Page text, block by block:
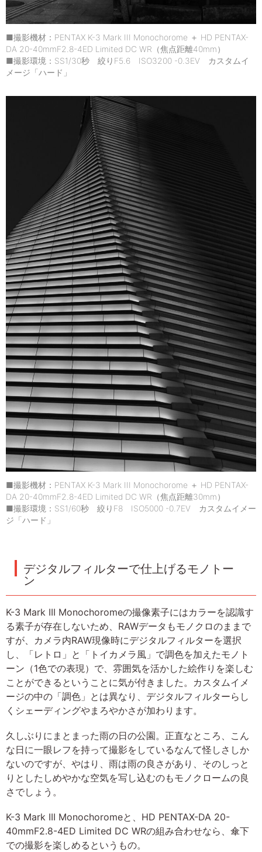
■撮影機材：PENTAX K-3 Mark III Monochorome ＋ HD PENTAX-
DA 20-40mmF2.8-4ED Limited DC WR（焦点距離40mm）
■撮影環境：SS1/30秒 絞りF5.6 ISO3200 -0.3EV カスタムイ
メージ「ハード」
■撮影機材：PENTAX K-3 Mark III Monochorome ＋ HD PENTAX-
DA 20-40mmF2.8-4ED Limited DC WR（焦点距離30mm）
■撮影環境：SS1/60秒 絞りF8 ISO5000 -0.7EV カスタムイメー
ジ「ハード」
デジタルフィルターで仕上げるモノトー
ン
K-3 Mark III Monochoromeの撮像素子にはカラーを認識す
る素子が存在しないため、RAWデータもモノクロのままで
すが、カメラ内RAW現像時にデジタルフィルターを選択
し、「レトロ」と「トイカメラ風」で調色を加えたモノト
ーン（1色での表現）で、雰囲気を活かした絵作りを楽しむ
ことができるということに気が付きました。カスタムイメ
ージの中の「調色」とは異なり、デジタルフィルターらし
くシェーディングやまろやかさが加わります。
久しぶりにまとまった雨の日の公園。正直なところ、こん
な日に一眼レフを持って撮影をしているなんて怪しさしか
ないのですが、やはり、雨は雨の良さがあり、そのしっと
りとしたしめやかな空気を写し込むのもモノクロームの良
さでしょう。
K-3 Mark III Monochoromeと、HD PENTAX-DA 20-
40mmF2.8-4ED Limited DC WRの組み合わせなら、傘下
での撮影を楽しめるというもの。